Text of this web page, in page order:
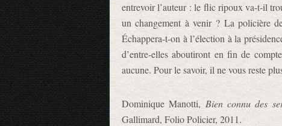
entrevoir l’auteur : le flic ripoux va-t-il
un changement à venir ? La policière
Échappera-t-on à l’élection à la
d’entre-elles aboutiront en fin de
aucune. Pour le savoir, il ne vous reste
Dominique Manotti, Bien connu des
Gallimard, Folio Policier, 2011.